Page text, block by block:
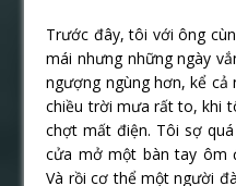
Trước đây, tôi với ông
mái nhưng những ngày
ngượng ngùng hơn, kể cả
chiều trời mưa rất to, khi
chợt mất điện. Tôi sợ
cửa mở một bàn tay ôm
Và rồi cơ thể một người